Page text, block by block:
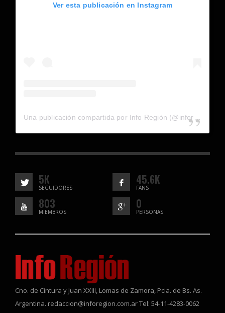
Ver esta publicación en Instagram
5K
SEGUIDORES
45.6K
FANS
803
MIEMBROS
0
PERSONAS
Cno. de Cintura y Juan XXIII, Lomas de Zamora, Pcia. de Bs. As.
Argentina. redaccion@inforegion.com.ar Tel: 54-11-4283-0062